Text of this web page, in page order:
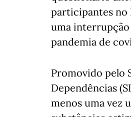
participantes no
uma interrupção
pandemia de
Promovido pelo
Dependências
menos uma vez